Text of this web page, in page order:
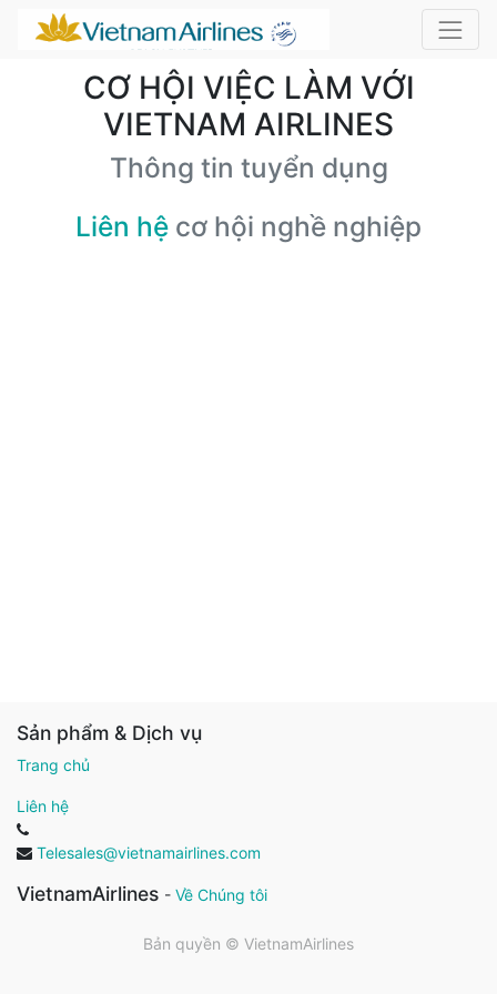
CƠ HỘI VIỆC LÀM VỚI
VIETNAM AIRLINES
Thông tin tuyển dụng
Liên hệ cơ hội nghề nghiệp
Sản phẩm & Dịch vụ
Trang chủ
Liên hệ
Telesales@vietnamairlines.com
VietnamAirlines - Về Chúng tôi
Bản quyền © VietnamAirlines